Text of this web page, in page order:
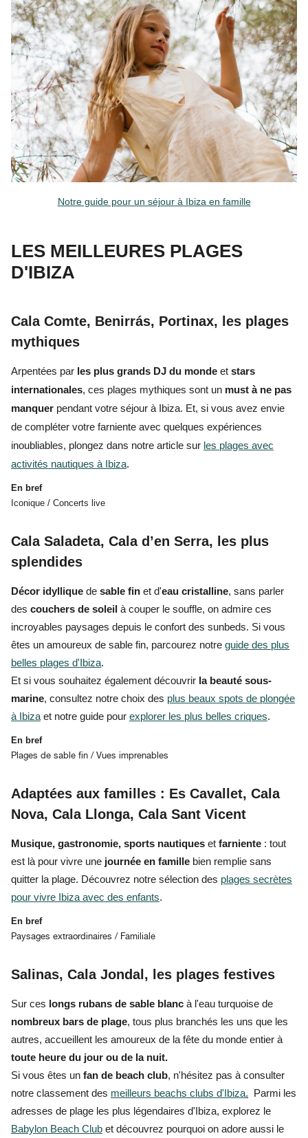
Notre guide pour un séjour à Ibiza en famille
LES MEILLEURES PLAGES
D'IBIZA
Cala Comte, Benirrás, Portinax, les plages
mythiques
Arpentées par les plus grands DJ du monde et stars
internationales, ces plages mythiques sont un must à ne pas
manquer pendant votre séjour à Ibiza. Et, si vous avez envie
de compléter votre farniente avec quelques expériences
inoubliables, plongez dans notre article sur les plages avec
activités nautiques à Ibiza.
En bref
Iconique / Concerts live
Cala Saladeta, Cala d’en Serra, les plus
splendides
Décor idyllique de sable fin et d'eau cristalline, sans parler
des couchers de soleil à couper le souffle, on admire ces
incroyables paysages depuis le confort des sunbeds. Si vous
êtes un amoureux de sable fin, parcourez notre guide des plus
belles plages d'Ibiza.
Et si vous souhaitez également découvrir la beauté sous-
marine, consultez notre choix des plus beaux spots de plongée
à Ibiza et notre guide pour explorer les plus belles criques.
En bref
Plages de sable fin / Vues imprenables
Adaptées aux familles : Es Cavallet, Cala
Nova, Cala Llonga, Cala Sant Vicent
Musique, gastronomie, sports nautiques et farniente : tout
est là pour vivre une journée en famille bien remplie sans
quitter la plage. Découvrez notre sélection des plages secrètes
pour vivre Ibiza avec des enfants.
En bref
Paysages extraordinaires / Familiale
Salinas, Cala Jondal, les plages festives
Sur ces longs rubans de sable blanc à l'eau turquoise de
nombreux bars de plage, tous plus branchés les uns que les
autres, accueillent les amoureux de la fête du monde entier à
toute heure du jour ou de la nuit.
Si vous êtes un fan de beach club, n'hésitez pas à consulter
notre classement des meilleurs beachs clubs d'Ibiza. Parmi les
adresses de plage les plus légendaires d'Ibiza, explorez le
Babylon Beach Club et découvrez pourquoi on adore aussi le